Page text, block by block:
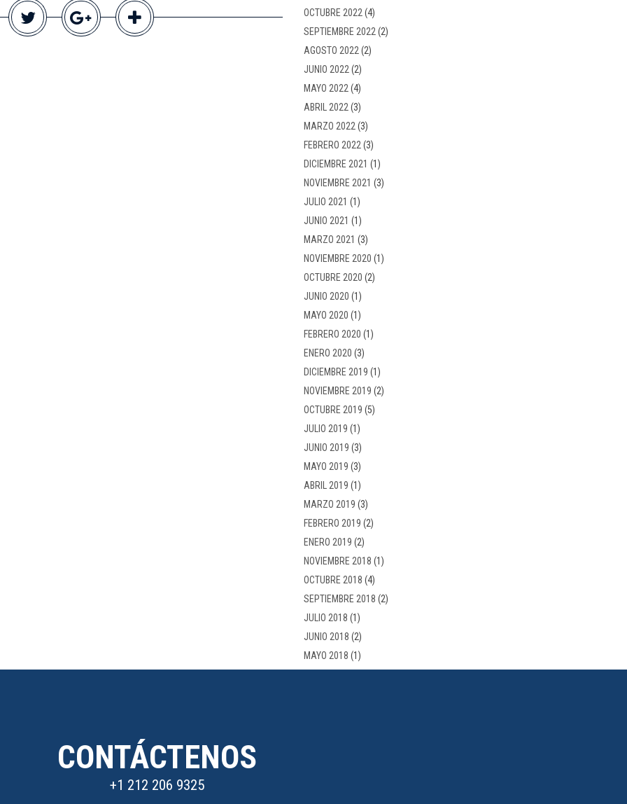
OCTUBRE 2022 (4)
SEPTIEMBRE 2022 (2)
AGOSTO 2022 (2)
JUNIO 2022 (2)
MAYO 2022 (4)
ABRIL 2022 (3)
MARZO 2022 (3)
FEBRERO 2022 (3)
DICIEMBRE 2021 (1)
NOVIEMBRE 2021 (3)
JULIO 2021 (1)
JUNIO 2021 (1)
MARZO 2021 (3)
NOVIEMBRE 2020 (1)
OCTUBRE 2020 (2)
JUNIO 2020 (1)
MAYO 2020 (1)
FEBRERO 2020 (1)
ENERO 2020 (3)
DICIEMBRE 2019 (1)
NOVIEMBRE 2019 (2)
OCTUBRE 2019 (5)
JULIO 2019 (1)
JUNIO 2019 (3)
MAYO 2019 (3)
ABRIL 2019 (1)
MARZO 2019 (3)
FEBRERO 2019 (2)
ENERO 2019 (2)
NOVIEMBRE 2018 (1)
OCTUBRE 2018 (4)
SEPTIEMBRE 2018 (2)
JULIO 2018 (1)
JUNIO 2018 (2)
MAYO 2018 (1)
CONTÁCTENOS
+1 212 206 9325